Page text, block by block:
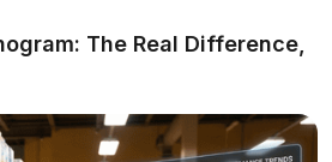
The Real Difference,